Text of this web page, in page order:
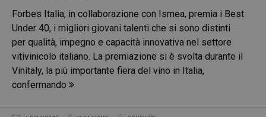
Forbes Italia, in collaborazione con Ismea, premia i Best
Under 40, i migliori giovani talenti che si sono distinti
per qualità, impegno e capacità innovativa nel settore
vitivinicolo italiano. La premiazione si è svolta durante il
Vinitaly, la più importante fiera del vino in Italia,
confermando